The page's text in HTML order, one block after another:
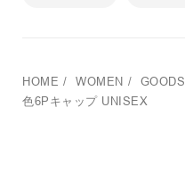
HOME / WOMEN / GOODS
色6Pキャップ UNISEX